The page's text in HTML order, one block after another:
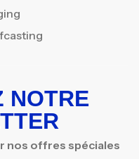
NOTRE
nos offres spéciales